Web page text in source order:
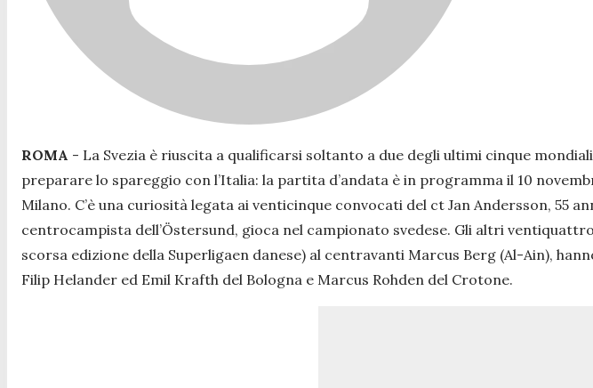
ROMA - La Svezia è riuscita a qualificarsi soltanto a due degli ultimi cinque
preparare lo spareggio con l’Italia: la partita d’andata è in programma il 10
Milano. C’è una curiosità legata ai venticinque convocati del ct Jan Andersson, 55
centrocampista dell’Östersund, gioca nel campionato svedese. Gli altri
scorsa edizione della Superligaen danese) al centravanti Marcus Berg (Al-Ain),
Filip Helander ed Emil Krafth del Bologna e Marcus Rohden del Crotone.